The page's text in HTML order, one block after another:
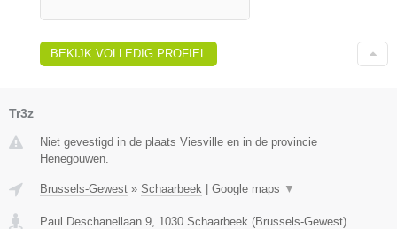
BEKIJK VOLLEDIG PROFIEL
Tr3z
Niet gevestigd in de plaats Viesville en in de provincie
Henegouwen.
Brussels-Gewest » Schaarbeek | Google maps ▼
Paul Deschanellaan 9 1030 Schaarbeek (Brussels-Gewest)